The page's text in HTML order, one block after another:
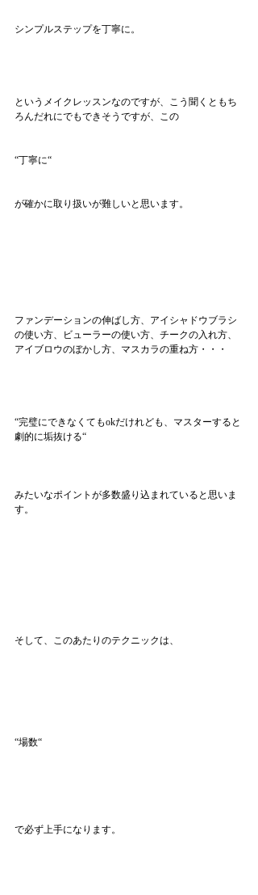
シンプルステップを丁寧に。
というメイクレッスンなのですが、こう聞くともち
ろんだれにでもできそうですが、この
“丁寧に“
が確かに取り扱いが難しいと思います。
ファンデーションの伸ばし方、アイシャドウブラシ
の使い方、ビューラーの使い方、チークの入れ方、
アイブロウのぼかし方、マスカラの重ね方・・・
“完璧にできなくてもokだけれども、マスターすると
劇的に垢抜ける“
みたいなポイントが多数盛り込まれていると思いま
す。
そして、このあたりのテクニックは、
“場数“
で必ず上手になります。